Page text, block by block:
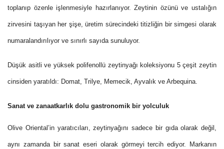
toplanıp özenle işlenmesiyle hazırlanıyor. Zeytinin özünü ve ustalığın
zirvesini taşıyan her şişe, üretim sürecindeki titizliğin bir simgesi olarak
numaralandırılıyor ve sınırlı sayıda sunuluyor.
Düşük asitli ve yüksek polifenollü zeytinyağı koleksiyonu 5 çeşit zeytin
cinsiden yaratıldı: Domat, Trilye, Memecik, Ayvalık ve Arbequina.
Sanat ve zanaatkarlık dolu gastronomik bir yolculuk
Olive Oriental’in yaratıcıları, zeytinyağını sadece bir gıda olarak değil,
aynı zamanda bir sanat eseri olarak görmeyi tercih ediyor. Markanın